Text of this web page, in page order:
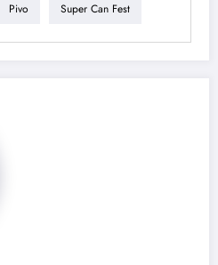
Pivo Super Can Fest